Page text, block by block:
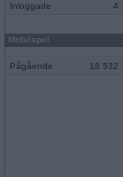
Inloggade 4
Mobilspel
Pågående 18 532